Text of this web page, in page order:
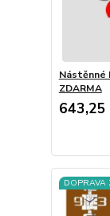
Nástěnné
ZDARMA
643,25
DOPRAVA